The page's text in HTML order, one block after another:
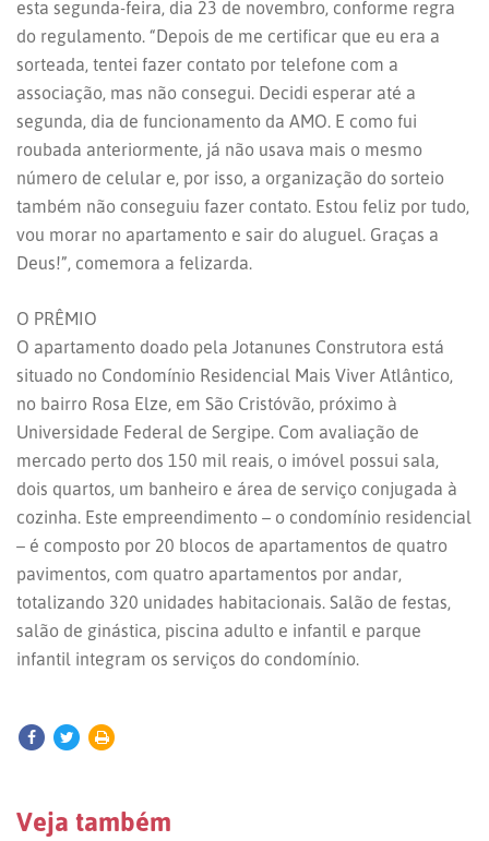
esta segunda-feira, dia 23 de novembro, conforme regra
do regulamento. “Depois de me certificar que eu era a
sorteada, tentei fazer contato por telefone com a
associação, mas não consegui. Decidi esperar até a
segunda, dia de funcionamento da AMO. E como fui
roubada anteriormente, já não usava mais o mesmo
número de celular e, por isso, a organização do sorteio
também não conseguiu fazer contato. Estou feliz por tudo,
vou morar no apartamento e sair do aluguel. Graças a
Deus!”, comemora a felizarda.
O PRÊMIO
O apartamento doado pela Jotanunes Construtora está
situado no Condomínio Residencial Mais Viver Atlântico,
no bairro Rosa Elze, em São Cristóvão, próximo à
Universidade Federal de Sergipe. Com avaliação de
mercado perto dos 150 mil reais, o imóvel possui sala,
dois quartos, um banheiro e área de serviço conjugada à
cozinha. Este empreendimento – o condomínio residencial
– é composto por 20 blocos de apartamentos de quatro
pavimentos, com quatro apartamentos por andar,
totalizando 320 unidades habitacionais. Salão de festas,
salão de ginástica, piscina adulto e infantil e parque
infantil integram os serviços do condomínio.
Veja também